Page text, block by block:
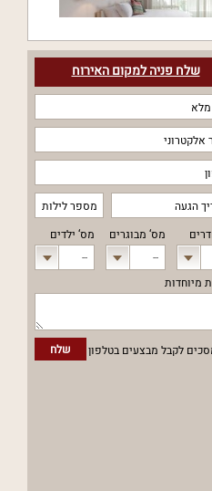
שלח פניה למקום האירוח
מס‘ ילדים
--
מס‘ מבוגרים
--
מיוחדות
שלח לקבל מבצעים בטלפון